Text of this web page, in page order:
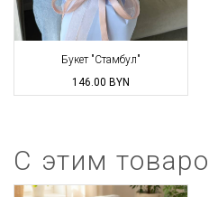
Букет "Стамбул"
146.00 BYN
С этим